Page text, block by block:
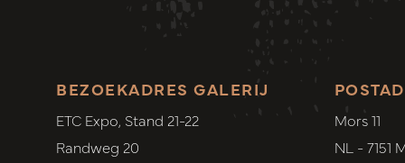
Mors 11
NL - 7151
BEZOEKADRES GALERIJ
ETC Expo, Stand 21-22
Randweg 20